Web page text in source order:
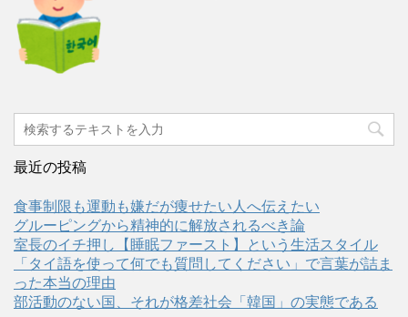
最近の投稿
食事制限も運動も嫌だが痩せたい人へ伝えたい
グルーピングから精神的に解放されるべき論
室長のイチ押し【睡眠ファースト】という生活スタイル
「タイ語を使って何でも質問してください」で言葉が詰ま
った本当の理由
部活動のない国、それが格差社会「韓国」の実態である